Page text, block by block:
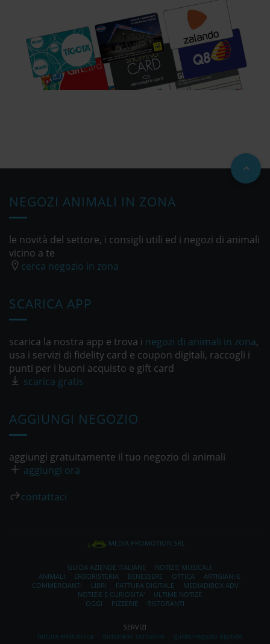
NEGOZI ANIMALI IN ZONA
le novità del settore, i consigli utili ed i negozi di animali
vicino a te
cerca negozio in zona
SCARICA APP
scarica la nostra app e trova i negozi di animali in zona,
usa i servizi di fidelity card e coupon digitali, raccogli i
punti per i buoni acquisto e gift card
scarica gratis
AGGIUNGI NEGOZIO
aggiungi gratuitamente il tuo negozio di animali
aggiungi ora
contattaci
MEDIA PROMOTION SRL
GUIDA AZIENDE ITALIANE
NOTIZIE MUSICALI
ANIMALI
ERBORISTERIA BENESSERE OTTICA
ARTIGIANI E
COMMERCIANTI
LIBRI FATTURA DIGITALE
MEDIADIBOX ADV
NOTIZIE E CURIOSITA'
ULTIME NOTIZE
OGGI
PIZZERIE RISTORANTI
SERVIZI
fattura elettronica
dizionario contabile guida negozio digitale